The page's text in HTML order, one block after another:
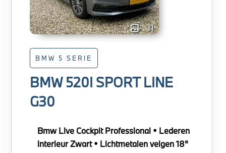
11
BMW 5 SERIE
BMW 520I SPORT LINE
G30
Bmw Live Cockpit Professional • Lederen
interieur Zwart • Lichtmetalen velgen 18"